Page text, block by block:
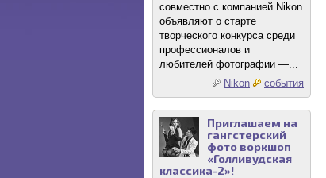
совместно с компанией Nikon
объявляют о старте
творческого конкурса среди
профессионалов и
любителей фотографии —...
Nikon
события
Приглашаем на
гангстерский
фото воркшоп
«Голливудская
классика-2»!